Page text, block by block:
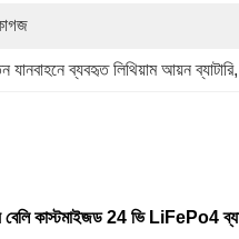
যানবাহনে ব্যবহৃত লিথিয়াম আয়ন ব্যাটারি
কাস্টমাইজড 24 ভি LiFePo4